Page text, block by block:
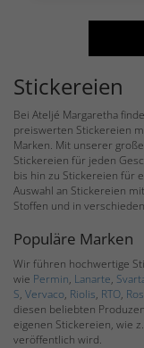
Stickereien
Bei Ateljé Margaretha
preiswerten Stickereien
Marken. Mit unserer
Stickereien für jeden
bis hin zu Stickereien für
Auswahl an Stickereien
Stoffen und in
Populäre Marken
Wir führen hochwertige
wie Permin, Lanarte,
S, Vervaco, Riolis, RTO,
diesen beliebten
eigenen Stickereien, wie
veröffentlich wird.